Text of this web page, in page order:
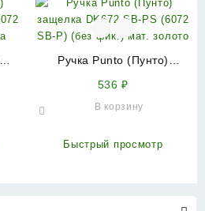
Ручка Punto (Пунто)
золото
536₽
В корзину
Быстрый просмотр